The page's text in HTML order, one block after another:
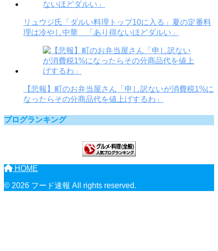
リュウジ氏「ダルい料理トップ10に入る」夏の定番料
理は冷やし中華 「あり得ないほどダルい」
【悲報】町のお弁当屋さん「申し訳ないが消費税1%に
なったらその分商品代を値上げするわ」
ブログランキング
HOME
© 2026 フード速報 All rights reserved.